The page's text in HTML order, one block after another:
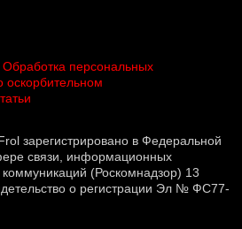
Обработка персональных
зарегистрировано в Федеральной
связи, информационных
(Роскомнадзор) 13
о регистрации Эл № ФС77-